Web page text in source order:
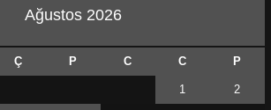
Ağustos 2026
Ç P C C P
1 2